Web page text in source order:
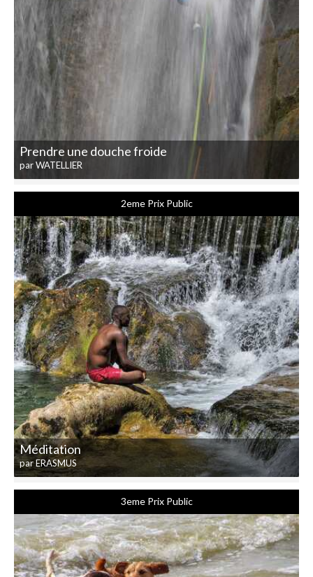
Prendre une douche froide
par WATELLIER
2eme Prix Public
Méditation
par ERASMUS
3eme Prix Public